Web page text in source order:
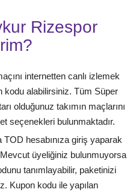
Rizespor
internetten canlı izlemek
kodu alabilirsiniz. Tüm Süper
olduğunuz takımın maçlarını
seçenekleri bulunmaktadır.
TOD hesabınıza giriş yaparak
üyeliğiniz bulunmuyorsa
tanımlayabilir, paketinizi
Kupon kodu ile yapılan